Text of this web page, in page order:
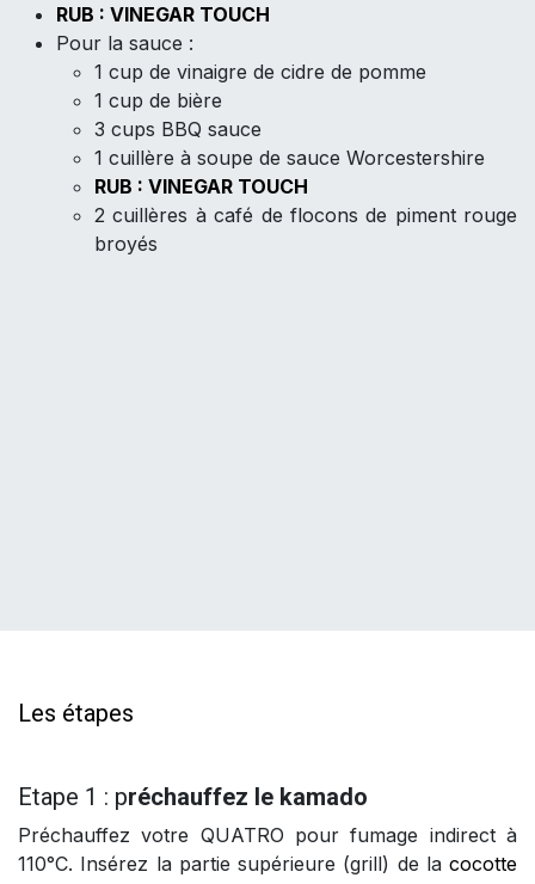
RUB : VINEGAR TOUCH
Pour la sauce :
1 cup de vinaigre de cidre de pomme
1 cup de bière
3 cups BBQ sauce
1 cuillère à soupe de sauce Worcestershire
RUB : VINEGAR TOUCH
2 cuillères à café de flocons de piment rouge
broyés
Les étapes
Etape 1 : préchauffez le kamado
Préchauffez votre QUATRO pour fumage indirect à
110°C. Insérez la partie supérieure (grill) de la cocotte